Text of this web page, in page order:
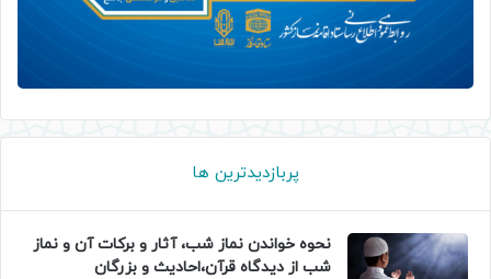
پربازدیدترین ها
نحوه خواندن نماز شب، آثار و برکات آن و نماز
شب از دیدگاه قرآن،احادیث و بزرگان